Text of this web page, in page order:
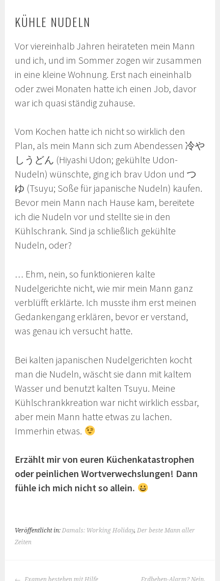
KÜHLE NUDELN
Vor viereinhalb Jahren heirateten mein Mann
und ich, und im Sommer zogen wir zusammen
in eine kleine Wohnung. Erst nach eineinhalb
oder zwei Monaten hatte ich einen Job, davor
war ich quasi ständig zuhause.
Vom Kochen hatte ich nicht so wirklich den
Plan, als mein Mann sich zum Abendessen 冷や
しうどん (Hiyashi Udon; gekühlte Udon-
Nudeln) wünschte, ging ich brav Udon und つ
ゆ (Tsuyu; Soße für japanische Nudeln) kaufen.
Bevor mein Mann nach Hause kam, bereitete
ich die Nudeln vor und stellte sie in den
Kühlschrank. Sind ja schließlich gekühlte
Nudeln, oder?
… Ehm, nein, so funktionieren kalte
Nudelgerichte nicht, wie mir mein Mann ganz
verblüfft erklärte. Ich musste ihm erst meinen
Gedankengang erklären, bevor er verstand,
was genau ich versucht hatte.
Bei kalten japanischen Nudelgerichten kocht
man die Nudeln, wäscht sie dann mit kaltem
Wasser und benutzt kalten Tsuyu. Meine
Kühlschrankkreation war nicht wirklich essbar,
aber mein Mann hatte etwas zu lachen.
Immerhin etwas.
Erzählt mir von euren Küchenkatastrophen
oder peinlichen Wortverwechslungen! Dann
fühle ich mich nicht so allein.
Veröffentlicht in: Damals: Working Holiday, Der beste Mann aller
Zeiten
Examen bestehen mit Hilfe Erdbeben-Alarm? Nein,